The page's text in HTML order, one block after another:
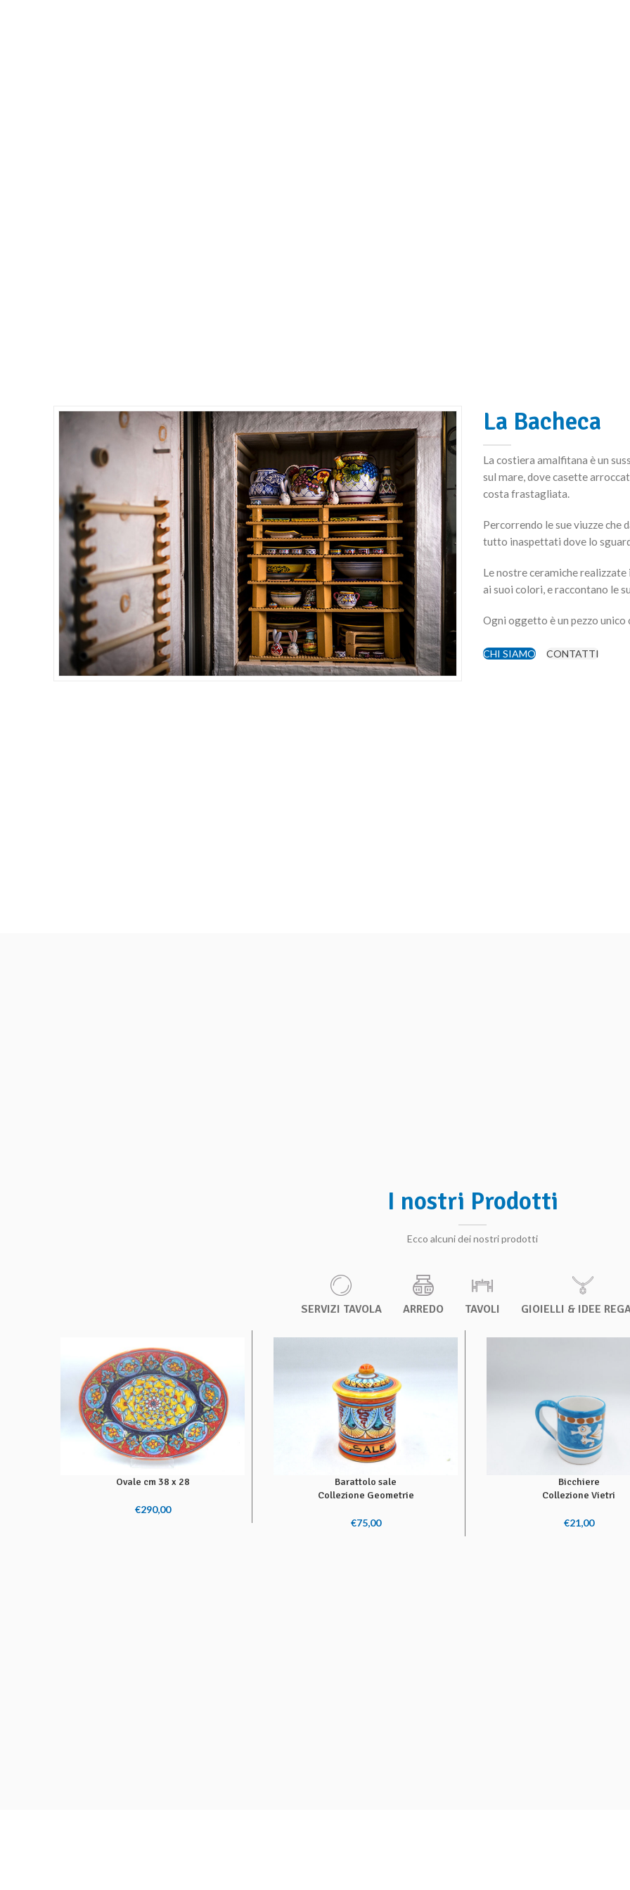
La Bacheca
La costiera amalfitana è un
sul mare, dove casette
costa frastagliata.
Percorrendo le sue viuzze che
tutto inaspettati dove lo
Le nostre ceramiche
ai suoi colori, e raccontano le
Ogni oggetto è un pezzo
CHI SIAMO CONTATTI
I nostri Prodotti
Ecco alcuni dei nostri prodotti
SERVIZI TAVOLA ARREDO TAVOLI GIOIELLI & IDEE
AGGIUNGI AL CARRELLO
Ovale cm 38 x 28
€290,00
AGGIUNGI AL CARRELLO
Barattolo sale
Collezione Geometrie
€75,00
Bicchiere
Collezione Vietri
€21,00